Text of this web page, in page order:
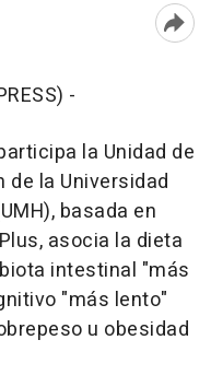
-
la Unidad de
de la Universidad
basada en
asocia la dieta
intestinal "más
"más lento"
u obesidad